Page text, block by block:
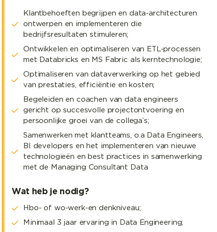
Klantbehoeften begrijpen en data-architecturen
ontwerpen en implementeren die
bedrijfsresultaten stimuleren;
Ontwikkelen en optimaliseren van ETL-processen
met Databricks en MS Fabric als kerntechnologie;
Optimaliseren van dataverwerking op het gebied
van prestaties, efficiëntie en kosten;
Begeleiden en coachen van data engineers
gericht op succesvolle projectontvoering en
persoonlijke groei van de collega’s;
Samenwerken met klantteams, o.a Data Engineers,
BI developers en het implementeren van nieuwe
technologieën en best practices in samenwerking
met de Managing Consultant Data
Wat heb je nodig?
Hbo- of wo-werk-en denkniveau;
Minimaal 3 jaar ervaring in Data Engineering;